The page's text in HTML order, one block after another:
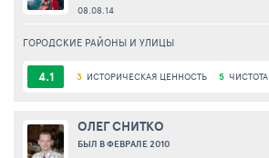
08.08.14
ГОРОДСКИЕ РАЙОНЫ И УЛИЦЫ
4.1 3 ИСТОРИЧЕСКАЯ ЦЕННОСТЬ 5 ЧИСТОТА
ОЛЕГ СНИТКО
БЫЛ В ФЕВРАЛЕ 2010